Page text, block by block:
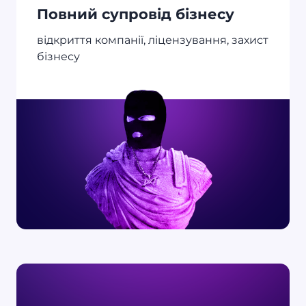
Повний супровід бізнесу
відкриття компанії, ліцензування, захист
бізнесу